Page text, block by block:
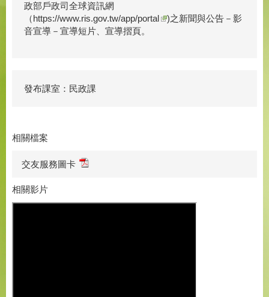
政部戶政司全球資訊網
（https://www.ris.gov.tw/app/portal
)之新聞與公告－影
音宣導－宣導短片、宣導摺頁。
發布課室：民政課
相關檔案
交友服務圖卡
相關影片